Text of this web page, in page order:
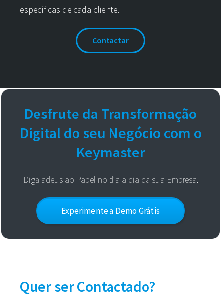
específicas de cada cliente.
Contactar
Desfrute da Transformação
Digital do seu Negócio com o
Keymaster
Diga adeus ao Papel no dia a dia da sua Empresa.
Experimente a Demo Grátis
Quer ser Contactado?